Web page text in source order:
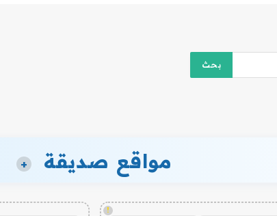
مواقع صديقة +
!